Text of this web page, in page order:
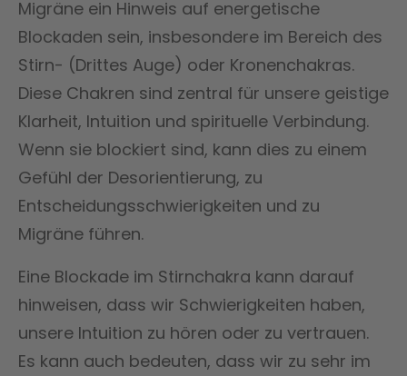
Migräne ein Hinweis auf energetische
Blockaden sein, insbesondere im Bereich des
Stirn- (Drittes Auge) oder Kronenchakras.
Diese Chakren sind zentral für unsere geistige
Klarheit, Intuition und spirituelle Verbindung.
Wenn sie blockiert sind, kann dies zu einem
Gefühl der Desorientierung, zu
Entscheidungsschwierigkeiten und zu
Migräne führen.
Eine Blockade im Stirnchakra kann darauf
hinweisen, dass wir Schwierigkeiten haben,
unsere Intuition zu hören oder zu vertrauen.
Es kann auch bedeuten, dass wir zu sehr im